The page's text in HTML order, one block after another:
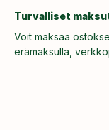
Turvalliset
Voit maksaa
erämaksulla,